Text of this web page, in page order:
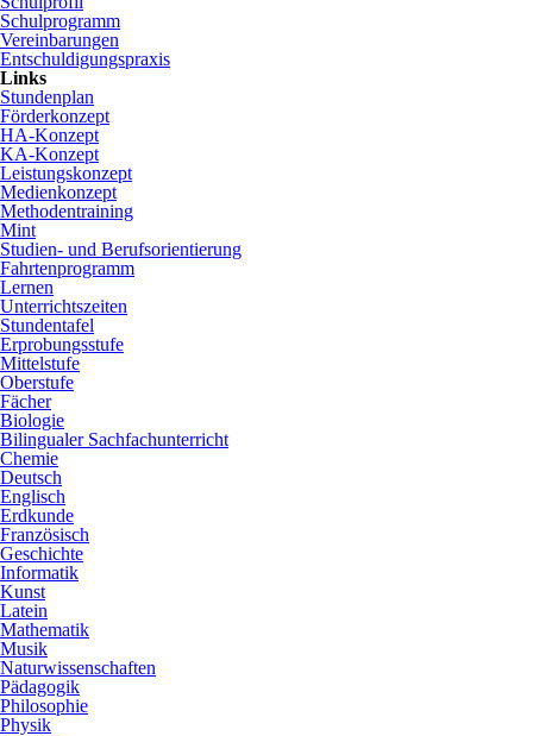
Schulprogramm
Vereinbarungen
Entschuldigungspraxis
Links
Stundenplan
Förderkonzept
HA-Konzept
KA-Konzept
Leistungskonzept
Medienkonzept
Methodentraining
Mint
Studien- und Berufsorientierung
Fahrtenprogramm
Lernen
Unterrichtszeiten
Stundentafel
Erprobungsstufe
Mittelstufe
Oberstufe
Fächer
Biologie
Bilingualer Sachfachunterricht
Chemie
Deutsch
Englisch
Erdkunde
Französisch
Geschichte
Informatik
Kunst
Latein
Mathematik
Musik
Naturwissenschaften
Pädagogik
Philosophie
Physik